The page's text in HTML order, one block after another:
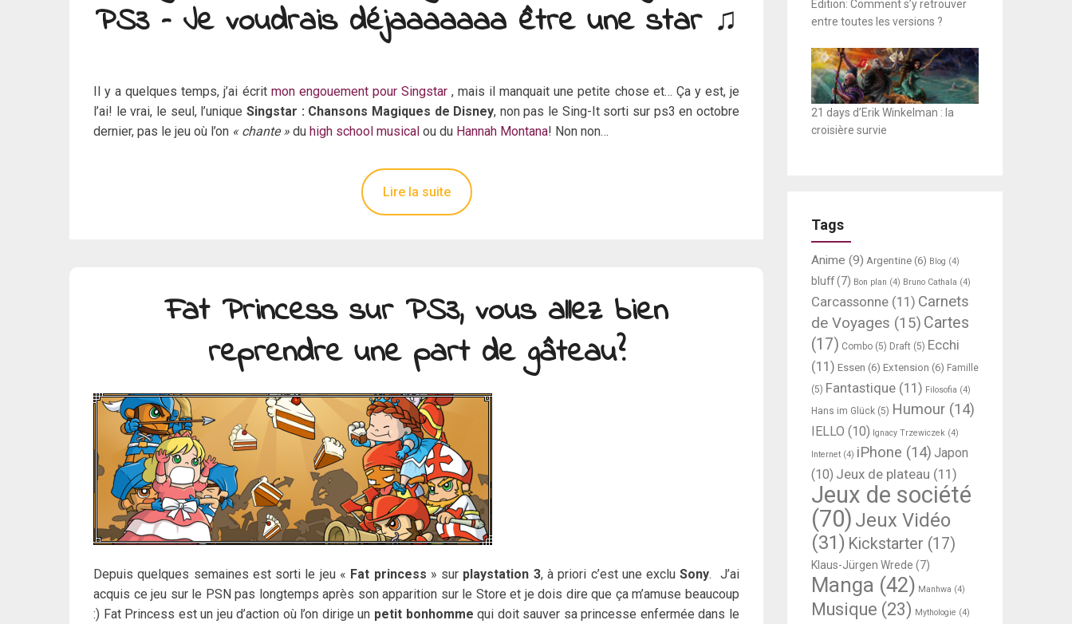
PS3 – Je voudrais déjaaaaaaa être une star ♫
Il y a quelques temps, j’ai écrit mon engouement pour Singstar, mais il manquait une petite chose et… Ça y est, je
l’ai! le vrai, le seul, l’unique Singstar : Chansons Magiques de Disney, non pas le Sing-It sorti sur ps3 en octobre
dernier, pas le jeu où l’on « chante » du high school musical ou du Hannah Montana! Non non…
Lire la suite
Fat Princess sur PS3, vous allez bien
reprendre une part de gâteau?
Depuis quelques semaines est sorti le jeu « Fat princess » sur playstation 3, à priori c’est une excluSony. J’ai
acquis ce jeu sur le PSN pas longtemps après son apparition sur le Store et je dois dire que ça m’amuse beaucoup
:) Fat Princess est un jeu d’action où l’on dirige un petit bonhomme qui doit sauver sa princesse enfermée dans le
Edition: Comment s’y retrouver
entre toutes les versions ?
21 days d’Erik Winkelman : la
croisière survie
Tags
Anime (9) Argentine (6) Blog (4)
bluff(7) Bon plan (4) Bruno Cathala (4)
Carcassonne (11) Carnets
de Voyages (15) Cartes
(17) Combo (5) Draft (5) Ecchi
(11) Essen (6) Extension (6) Famille
(5) Fantastique (11) Filosofia (4)
Hans im Glück (5) Humour (14)
IELLO (10) Ignacy Trzewiczek (4)
Internet (4) iPhone (14) Japon
(10) Jeux de plateau (11)
Jeux de société
(70) Jeux Vidéo
(31) Kickstarter (17)
Klaus-Jürgen Wrede (7)
Manga (42) Manhwa (4)
Musique (23) Mythologie (4)